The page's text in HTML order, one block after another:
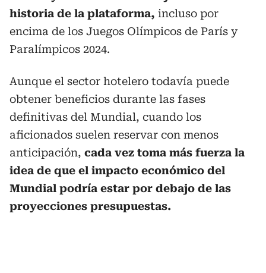
historia de la plataforma, incluso por
encima de los Juegos Olímpicos de París y
Paralímpicos 2024.
Aunque el sector hotelero todavía puede
obtener beneficios durante las fases
definitivas del Mundial, cuando los
aficionados suelen reservar con menos
anticipación, cada vez toma más fuerza la
idea de que el impacto económico del
Mundial podría estar por debajo de las
proyecciones presupuestas.